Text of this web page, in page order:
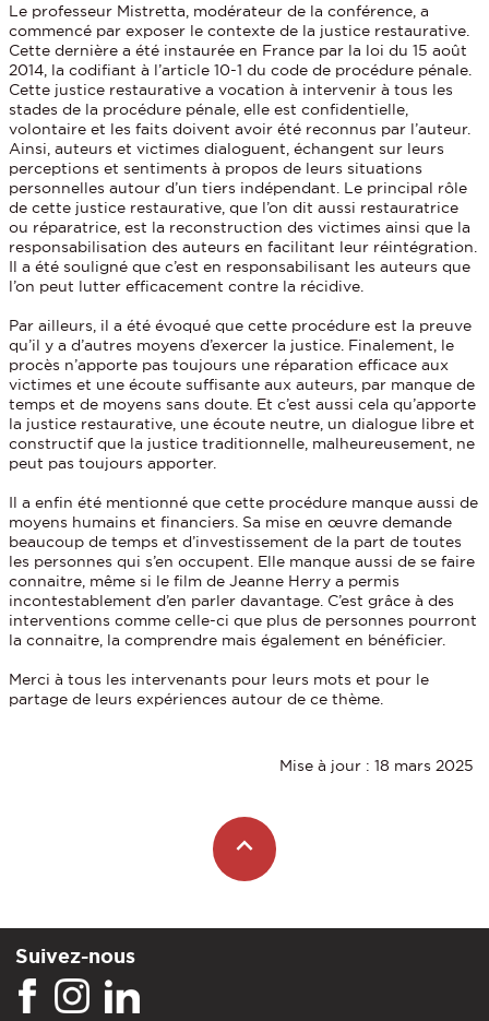
Le professeur Mistretta, modérateur de la conférence, a
commencé par exposer le contexte de la justice restaurative.
Cette dernière a été instaurée en France par la loi du 15 août
2014, la codifiant à l’article 10-1 du code de procédure pénale.
Cette justice restaurative a vocation à intervenir à tous les
stades de la procédure pénale, elle est confidentielle,
volontaire et les faits doivent avoir été reconnus par l’auteur.
Ainsi, auteurs et victimes dialoguent, échangent sur leurs
perceptions et sentiments à propos de leurs situations
personnelles autour d’un tiers indépendant. Le principal rôle
de cette justice restaurative, que l’on dit aussi restauratrice
ou réparatrice, est la reconstruction des victimes ainsi que la
responsabilisation des auteurs en facilitant leur réintégration.
Il a été souligné que c’est en responsabilisant les auteurs que
l’on peut lutter efficacement contre la récidive.
Par ailleurs, il a été évoqué que cette procédure est la preuve
qu’il y a d’autres moyens d’exercer la justice. Finalement, le
procès n’apporte pas toujours une réparation efficace aux
victimes et une écoute suffisante aux auteurs, par manque de
temps et de moyens sans doute. Et c’est aussi cela qu’apporte
la justice restaurative, une écoute neutre, un dialogue libre et
constructif que la justice traditionnelle, malheureusement, ne
peut pas toujours apporter.
Il a enfin été mentionné que cette procédure manque aussi de
moyens humains et financiers. Sa mise en œuvre demande
beaucoup de temps et d’investissement de la part de toutes
les personnes qui s’en occupent. Elle manque aussi de se faire
connaitre, même si le film de Jeanne Herry a permis
incontestablement d’en parler davantage. C’est grâce à des
interventions comme celle-ci que plus de personnes pourront
la connaitre, la comprendre mais également en bénéficier.
Merci à tous les intervenants pour leurs mots et pour le
partage de leurs expériences autour de ce thème.
Mise à jour : 18 mars 2025
Suivez-nous